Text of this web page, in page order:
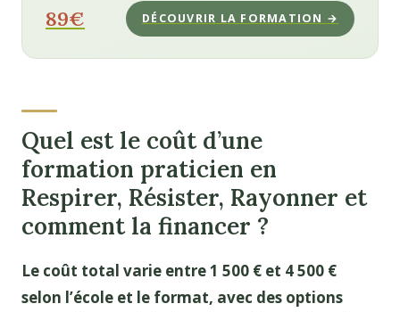
89€ DÉCOUVRIR LA FORMATION →
Quel est le coût d’une
formation praticien en
Respirer, Résister, Rayonner et
comment la financer ?
Le coût total varie entre 1 500 € et 4 500 €
selon l’école et le format, avec des options